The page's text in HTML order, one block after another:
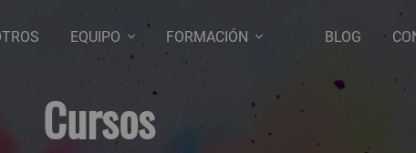
EQUIPO FORMACIÓN BLOG
Cursos